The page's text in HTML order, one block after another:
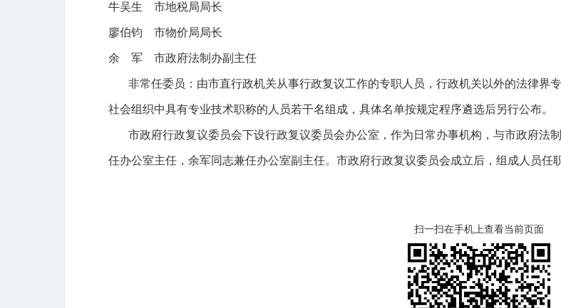
牛吴生 市地税局局长
廖伯钧 市物价局局长
余 军 市政府法制办副主任
非常任委员：由市直行政机关从事行政复议工作的专职人员，行政机关以外的法律界
社会组织中具有专业技术职称的人员若干名组成，具体名单按规定程序遴选后另行公布。
市政府行政复议委员会下设行政复议委员会办公室，作为日常办事机构，与市政府法
任办公室主任，余军同志兼任办公室副主任。市政府行政复议委员会成立后，组成人员任
扫一扫在手机上查看当前页面